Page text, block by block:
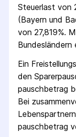
Steuerlast von
(Bayern und
von 27,819%.
Bundesländern
Ein
den
pausch­betrag
Bei
pausch­betrag